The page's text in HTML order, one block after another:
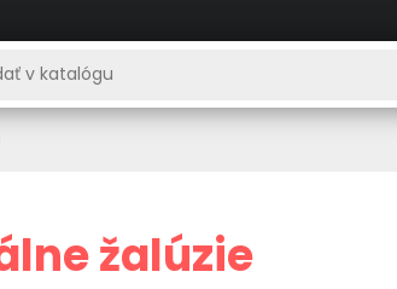
žalúzie